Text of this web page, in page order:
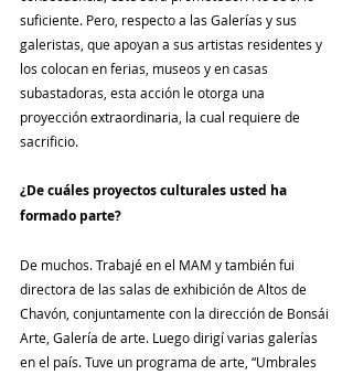
suficiente. Pero, respecto a las Galerías y sus
galeristas, que apoyan a sus artistas residentes y
los colocan en ferias, museos y en casas
subastadoras, esta acción le otorga una
proyección extraordinaria, la cual requiere de
sacrificio.
¿De cuáles proyectos culturales usted ha
formado parte?
De muchos. Trabajé en el MAM y también fui
directora de las salas de exhibición de Altos de
Chavón, conjuntamente con la dirección de Bonsái
Arte, Galería de arte. Luego dirigí varias galerías
en el país. Tuve un programa de arte, “Umbrales